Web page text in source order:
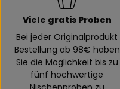
Viele gratis Proben
Bei jeder Originalprodukt
Bestellung ab 98€ haben
Sie die Möglichkeit bis zu
fünf hochwertige